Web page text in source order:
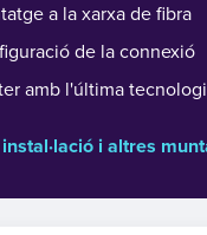
a la xarxa de fibra
de la connexió
amb l'última
i altres